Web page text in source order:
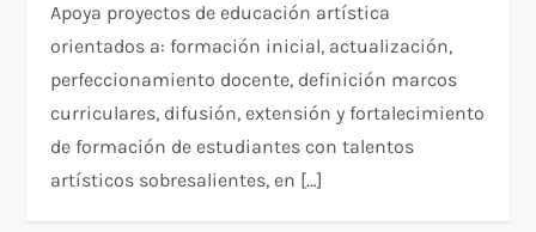
Apoya proyectos de educación artística
orientados a: formación inicial, actualización,
perfeccionamiento docente, definición marcos
curriculares, difusión, extensión y fortalecimiento
de formación de estudiantes con talentos
artísticos sobresalientes, en […]